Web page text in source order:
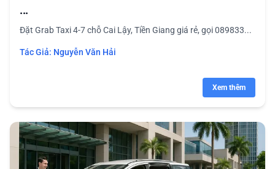
...
Đặt Grab Taxi 4-7 chỗ Cai Lậy, Tiền Giang giá rẻ, gọi 089833...
Tác Giả: Nguyễn Văn Hải
Xem thêm